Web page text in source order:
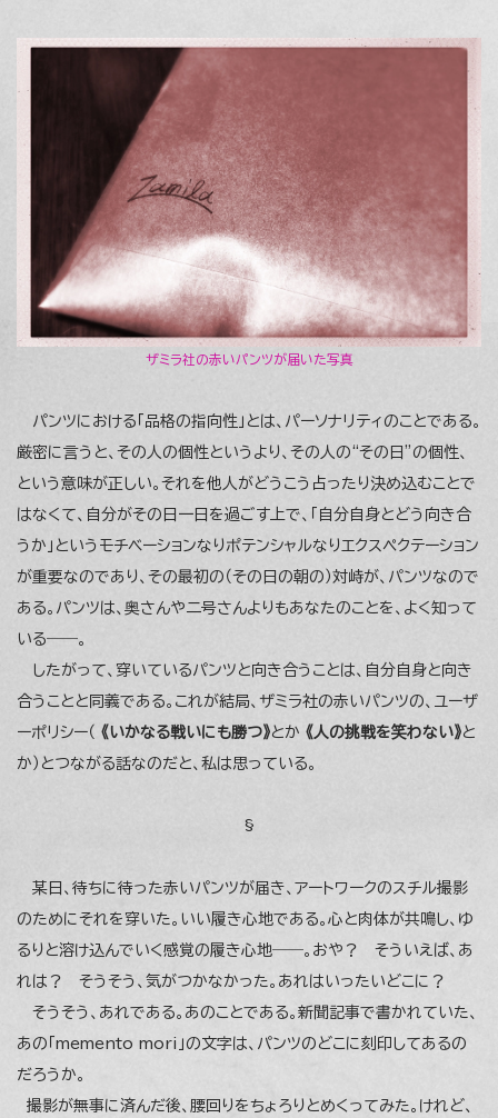
ザミラ社の赤いパンツが届いた写真
パンツにおける「品格の指向性」とは、パーソナリティのことである。
厳密に言うと、その人の個性というより、その人の“その日”の個性、
という意味が正しい。それを他人がどうこう占ったり決め込むことで
はなくて、自分がその日一日を過ごす上で、「自分自身とどう向き合
うか」というモチベーションなりポテンシャルなりエクスペクテーション
が重要なのであり、その最初の（その日の朝の）対峙が、パンツなので
ある。パンツは、奥さんや二号さんよりもあなたのことを、よく知って
いる――。
したがって、穿いているパンツと向き合うことは、自分自身と向き
合うことと同義である。これが結局、ザミラ社の赤いパンツの、ユーザ
ーポリシー（ 《いかなる戦いにも勝つ》とか 《人の挑戦を笑わない》と
か）とつながる話なのだと、私は思っている。
§
某日、待ちに待った赤いパンツが届き、アートワークのスチル撮影
のためにそれを穿いた。いい履き心地である。心と肉体が共鳴し、ゆ
るりと溶け込んでいく感覚の履き心地――。おや？ そういえば、あ
れは？ そうそう、気がつかなかった。あれはいったいどこに？
そうそう、あれである。あのことである。新聞記事で書かれていた、
あの「memento mori」の文字は、パンツのどこに刻印してあるの
だろうか。
撮影が無事に済んだ後、腰回りをちょろりとめくってみた。けれど、